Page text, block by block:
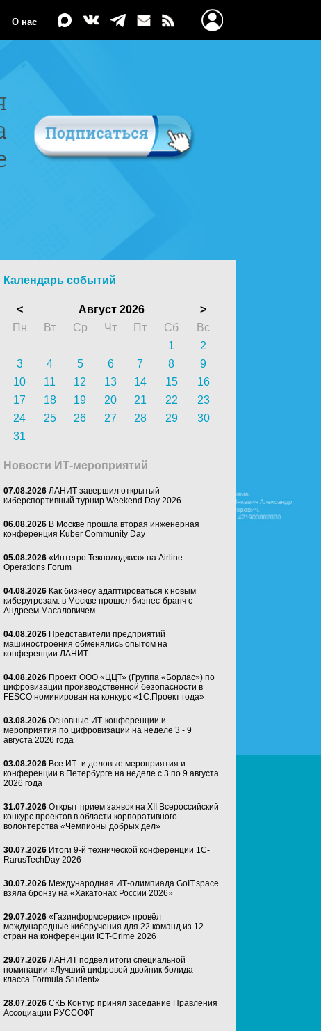
О нас
Календарь событий
< Август 2026
>
Пн
Вт Ср Чт Пт Сб
Вс
1
2
3
4 5 6 7 8
9
10
11 12 13 14 15
16
17
18 19 20 21 22
23
24
25 26 27 28 29
30
31
Новости ИТ-мероприятий
07.08.2026 ЛАНИТ завершил открытый
киберспортивный турнир Weekend Day 2026
06.08.2026 В Москве прошла вторая инженерная
конференция Kuber Community Day
05.08.2026 «Интегро Текнолоджиз» на Airline
Operations Forum
04.08.2026 Как бизнесу адаптироваться к новым
киберугрозам: в Москве прошел бизнес-бранч с
Андреем Масаловичем
04.08.2026 Представители предприятий
машиностроения обменялись опытом на
конференции ЛАНИТ
04.08.2026 Проект ООО «ЦЦТ» (Группа «Борлас») по
цифровизации производственной безопасности в
FESCO номинирован на конкурс «1С:Проект года»
03.08.2026 Основные ИТ-конференции и
мероприятия по цифровизации на неделе 3 - 9
августа 2026 года
03.08.2026 Все ИТ- и деловые мероприятия и
конференции в Петербурге на неделе с 3 по 9 августа
2026 года
31.07.2026 Открыт прием заявок на XII Всероссийский
конкурс проектов в области корпоративного
волонтерства «Чемпионы добрых дел»
30.07.2026 Итоги 9-й технической конференции 1C-
RarusTechDay 2026
30.07.2026 Международная ИТ-олимпиада GoIT.space
взяла бронзу на «Хакатонах России 2026»
29.07.2026 «Газинформсервис» провёл
международные киберучения для 22 команд из 12
стран на конференции ICT-Crime 2026
29.07.2026 ЛАНИТ подвел итоги специальной
номинации «Лучший цифровой двойник болида
класса Formula Student»
28.07.2026 СКБ Контур принял заседание Правления
Ассоциации РУССОФТ